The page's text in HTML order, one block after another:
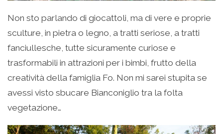
Non sto parlando di giocattoli, ma di vere e proprie
sculture, in pietra o legno, a tratti seriose, a tratti
fanciullesche, tutte sicuramente curiose e
trasformabili in attrazioni per i bimbi, frutto della
creatività della famiglia Fo. Non mi sarei stupita se
avessi visto sbucare Bianconiglio tra la folta
vegetazione…